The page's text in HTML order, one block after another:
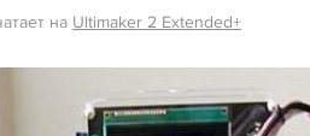
на Ultimaker 2 Extended+